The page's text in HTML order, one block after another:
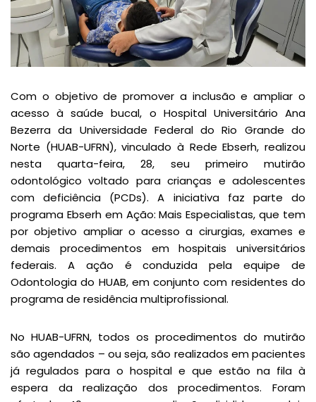
Com o objetivo de promover a inclusão e ampliar o
acesso à saúde bucal, o Hospital Universitário Ana
Bezerra da Universidade Federal do Rio Grande do
Norte (HUAB-UFRN), vinculado à Rede Ebserh, realizou
nesta quarta-feira, 28, seu primeiro mutirão
odontológico voltado para crianças e adolescentes
com deficiência (PCDs). A iniciativa faz parte do
programa Ebserh em Ação: Mais Especialistas, que tem
por objetivo ampliar o acesso a cirurgias, exames e
demais procedimentos em hospitais universitários
federais. A ação é conduzida pela equipe de
Odontologia do HUAB, em conjunto com residentes do
programa de residência multiprofissional.
No HUAB-UFRN, todos os procedimentos do mutirão
são agendados – ou seja, são realizados em pacientes
já regulados para o hospital e que estão na fila à
espera da realização dos procedimentos. Foram